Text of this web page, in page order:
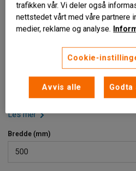
Enkel å montere
Gittervegger for maskinbeskyttelse.
bredder og tre høyder. Ooppfyller
Les mer
Bredde (mm)
500
trafikken vår. Vi deler også
nettstedet vårt med våre partnere
medier, reklame og analyse.
Cookie-
Avvis alle